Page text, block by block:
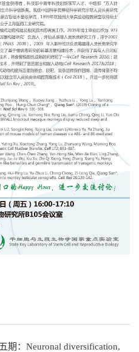
期：Neuronal diversification,